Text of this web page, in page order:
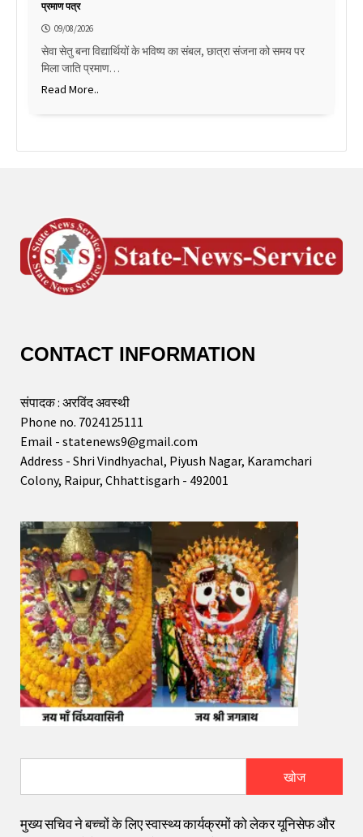
प्रमाण पत्र
09/08/2026
सेवा सेतु बना विद्यार्थियों के भविष्य का संबल, छात्रा संजना को समय पर
मिला जाति प्रमाण…
Read More..
CONTACT INFORMATION
संपादक : अरविंद अवस्थी
Phone no. 7024125111
Email - statenews9@gmail.com
Address - Shri Vindhyachal, Piyush Nagar, Karamchari
Colony, Raipur, Chhattisgarh - 492001
खोज
मुख्य सचिव ने बच्चों के लिए स्वास्थ्य कार्यक्रमों को लेकर यूनिसेफ और